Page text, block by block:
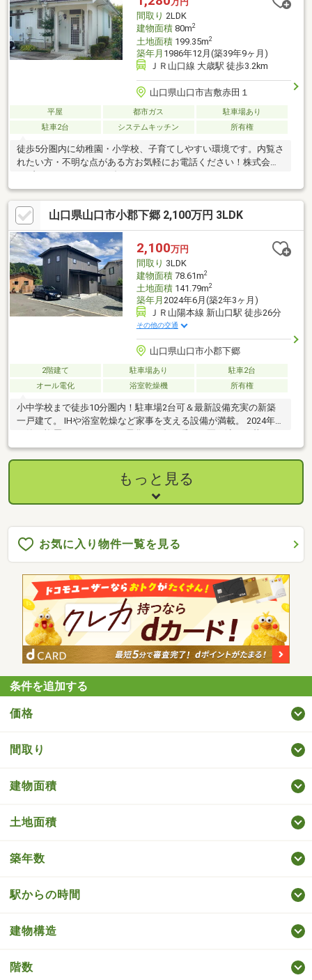
間取り 2LDK
建物面積80m2
土地面積199.35m2
築年月 1986年12月(築39年9ヶ月)
ＪＲ山口線 大歳駅 徒歩3.2km
山口県山口市吉敷赤田１
平屋 都市ガス
駐車場あり
駐車2台
システムキッチン 所有権
徒歩5分圏内に幼稚園・小学校、子育てしやすい環境です。内覧さ
れたい方・不明な点がある方お気軽にお電話ください！株式会社
山口県山口市小郡下郷 2,100万円 3LDK
2,100万円
間取り 3LDK
建物面積78.61m2
土地面積141.79m2
築年月 2024年6月(築2年3ヶ月)
ＪＲ山陽本線 新山口駅 徒歩26分
その他の交通
山口県山口市小郡下郷
2階建て 駐車場あり
駐車2台
オール電化
浴室乾燥機 所有権
小中学校まで徒歩10分圏内！駐車場2台可＆最新設備充実の新築
一戸建て。 IHや浴室乾燥など家事を支える設備が満載。 2024年6
し。 小郡下郷の新築！無垢材の床と充実設備が魅力の、子育て世
代に嬉しい好立地。
もっと見る
お気に入り物件一覧を見る
条件を追加する
価格
間取り
建物面積
土地面積
築年数
駅からの時間
建物構造
階数